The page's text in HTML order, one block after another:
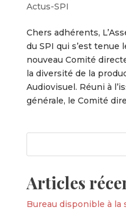
Actus-SPI
Chers adhérents,
du SPI qui s’est tenue
nouveau Comité
la diversité de la
Audiovisuel. Réuni à
générale, le Comité
Articles
Bureau disponible à la